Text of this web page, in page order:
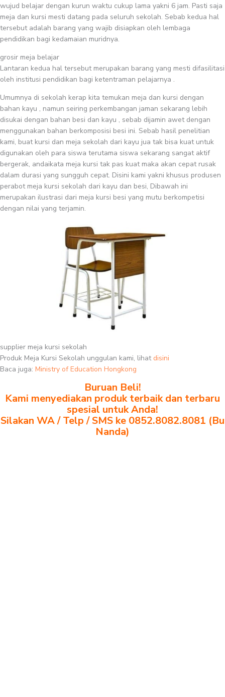
wujud belajar dengan kurun waktu cukup lama yakni 6 jam. Pasti saja
meja dan kursi mesti datang pada seluruh sekolah. Sebab kedua hal
tersebut adalah barang yang wajib disiapkan oleh lembaga
pendidikan bagi kedamaian muridnya.
grosir meja belajar
Lantaran kedua hal tersebut merupakan barang yang mesti difasilitasi
oleh institusi pendidikan bagi ketentraman pelajarnya .
Umumnya di sekolah kerap kita temukan meja dan kursi dengan
bahan kayu , namun seiring perkembangan jaman sekarang lebih
disukai dengan bahan besi dan kayu , sebab dijamin awet dengan
menggunakan bahan berkomposisi besi ini. Sebab hasil penelitian
kami, buat kursi dan meja sekolah dari kayu jua tak bisa kuat untuk
digunakan oleh para siswa terutama siswa sekarang sangat aktif
bergerak, andaikata meja kursi tak pas kuat maka akan cepat rusak
dalam durasi yang sungguh cepat. Disini kami yakni khusus produsen
perabot meja kursi sekolah dari kayu dan besi, Dibawah ini
merupakan ilustrasi dari meja kursi besi yang mutu berkompetisi
dengan nilai yang terjamin.
supplier meja kursi sekolah
Produk Meja Kursi Sekolah unggulan kami, lihatdisini
Baca juga: Ministry of Education Hongkong
Buruan Beli!
Kami menyediakan produk terbaik dan terbaru
spesial untuk Anda!
Silakan WA / Telp / SMS ke 0852.8082.8081 (Bu
Nanda)